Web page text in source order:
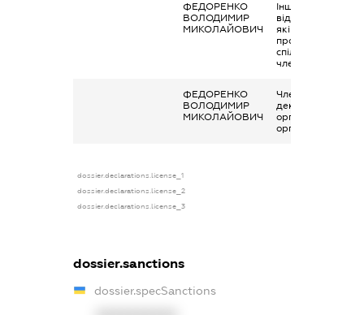
ФЕДОРЕНКО
ВОЛОДИМИР
МИКОЛАЙОВИЧ
Інше, Виплати чи
відшкодування,
які здійснюються
професійними
спілками свіїм
членам
ФЕДОРЕНКО
ВОЛОДИМИР
МИКОЛАЙОВИЧ
Членство суб’єкта
декларування в
організаціях та їх
органах
dossier.declarations.license_1
dossier.declarations.license_2
dossier.declarations.license_3
dossier.sanctions
dossier.specSanctions